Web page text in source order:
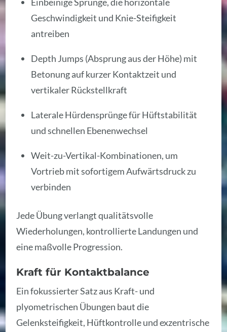
Geschwindigkeit und Knie-Steifigkeit
antreiben
Depth Jumps (Absprung aus der Höhe) mit
Betonung auf kurzer Kontaktzeit und
vertikaler Rückstellkraft
Laterale Hürdensprünge für Hüftstabilität
und schnellen Ebenenwechsel
Weit-zu-Vertikal-Kombinationen, um
Vortrieb mit sofortigem Aufwärtsdruck zu
verbinden
Jede Übung verlangt qualitätsvolle
Wiederholungen, kontrollierte Landungen und
eine maßvolle Progression.
Kraft für Kontaktbalance
Ein fokussierter Satz aus Kraft- und
plyometrischen Übungen baut die
Gelenksteifigkeit, Hüftkontrolle und exzentrische